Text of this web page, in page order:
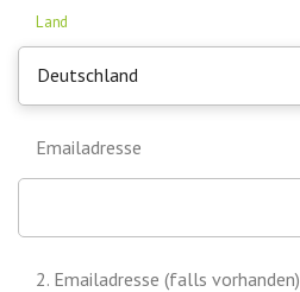
Land
Deutschland
Emailadresse
2. Emailadresse (falls vorhanden)